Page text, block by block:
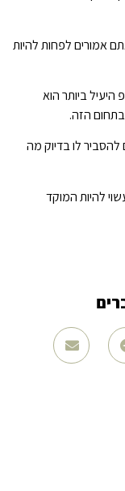
אמורים לפחות להיות
ביותר הוא
הזה.
לו בדיוק מה
להיות המוקד